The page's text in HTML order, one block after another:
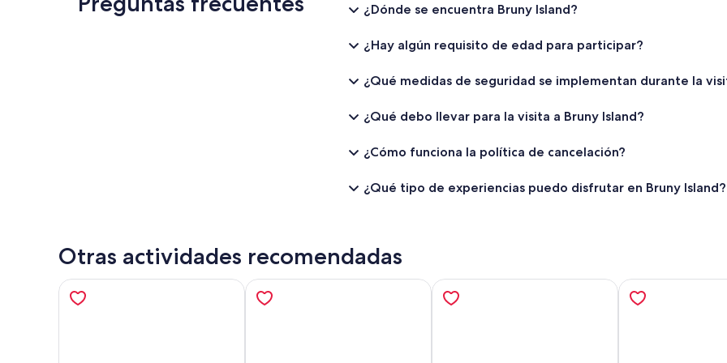
¿Dónde se encuentra Bruny Island?
¿Hay algún requisito de edad para participar?
¿Qué medidas de seguridad se implementan durante la
¿Qué debo llevar para la visita a Bruny Island?
¿Cómo funciona la política de cancelación?
¿Qué tipo de experiencias puedo disfrutar en Bruny Island?
Otras actividades recomendadas